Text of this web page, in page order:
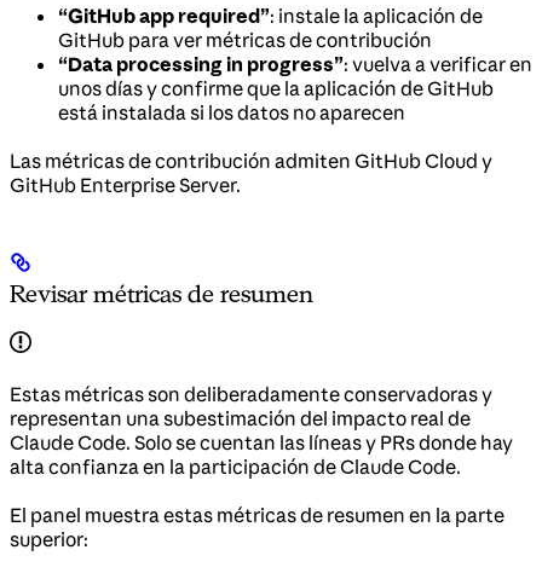
“GitHub app required”: instale la aplicación de
GitHub para ver métricas de contribución
“Data processing in progress”: vuelva a verificar en
unos días y confirme que la aplicación de GitHub
está instalada si los datos no aparecen
Las métricas de contribución admiten GitHub Cloud y
GitHub Enterprise Server.
Revisar métricas de resumen
Estas métricas son deliberadamente conservadoras y
representan una subestimación del impacto real de
Claude Code. Solo se cuentan las líneas y PRs donde hay
alta confianza en la participación de Claude Code.
El panel muestra estas métricas de resumen en la parte
superior: